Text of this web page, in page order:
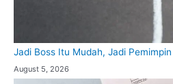
Jadi Boss Itu Mudah, Jadi
August 5, 2026